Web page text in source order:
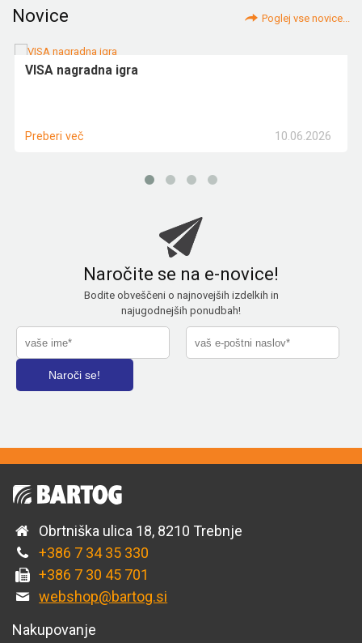
Novice Poglej vse novice...
VISA nagradna igra
10.06.2026
Preberi več
Naročite se na e-novice!
Bodite obveščeni o najnovejših izdelkih in
najugodnejših ponudbah!
Obrtniška ulica 18, 8210 Trebnje
+386 7 34 35 330
+386 7 30 45 701
webshop@bartog.si
Nakupovanje